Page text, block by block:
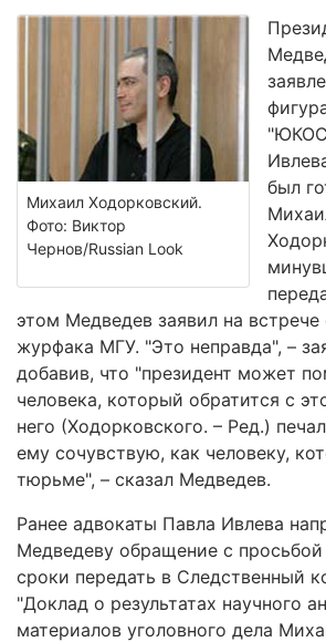
Михаил Ходорковский.
Фото: Виктор
Чернов/Russian Look
был
этом Медведев заявил на встрече
журфака МГУ. "Это неправда", –
добавив, что "президент может
человека, который обратится с
него (Ходорковского. – Ред.)
ему сочувствую, как человеку,
тюрьме", – сказал Медведев.
Ранее адвокаты Павла Ивлева
Медведеву обращение с
сроки передать в Следственный
"Доклад о результатах научного
материалов уголовного дела